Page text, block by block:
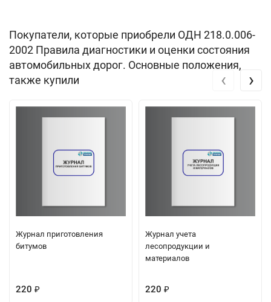
Покупатели, которые приобрели ОДН 218.0.006-
2002 Правила диагностики и оценки состояния
автомобильных дорог. Основные положения,
также купили
Журнал приготовления
битумов
220 ₽
Журнал учета
лесопродукции и
материалов
220 ₽
‹ ›